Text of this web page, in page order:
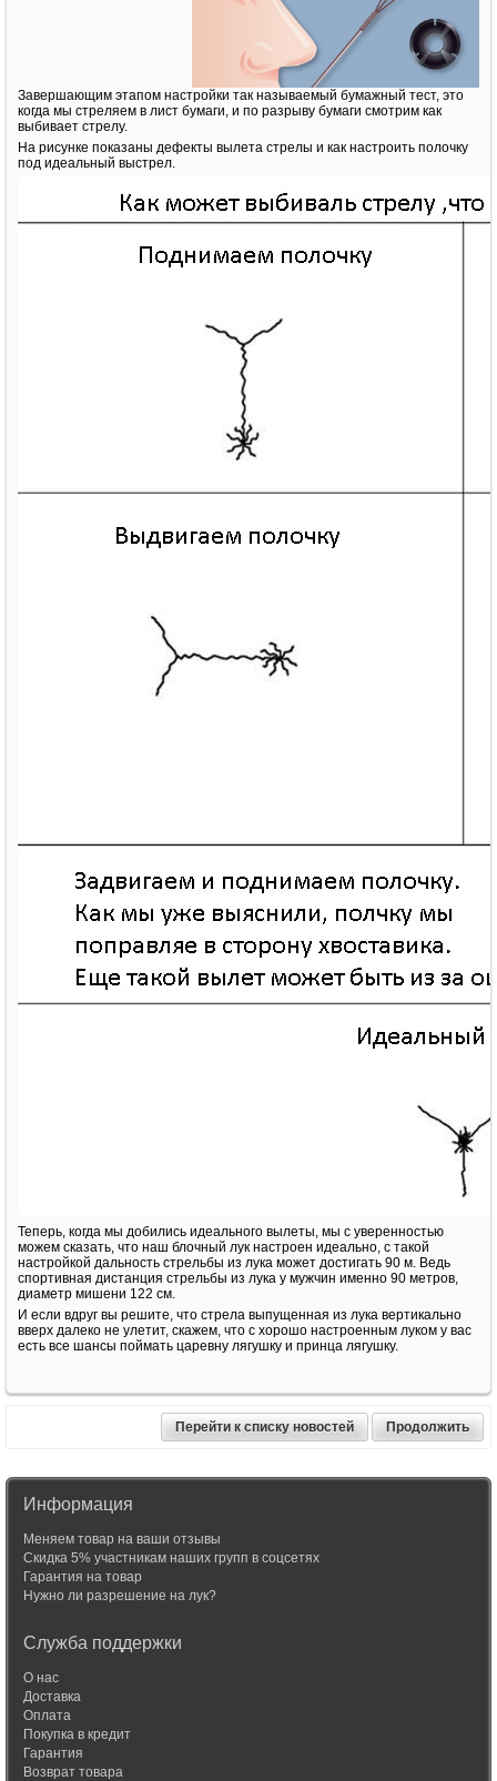
Завершающим этапом настройки так называемый бумажный тест, это
когда мы стреляем в лист бумаги, и по разрыву бумаги смотрим как
выбивает стрелу.
На рисунке показаны дефекты вылета стрелы и как настроить полочку
под идеальный выстрел.
Теперь, когда мы добились идеального вылеты, мы с уверенностью
можем сказать, что наш блочный лук настроен идеально, с такой
настройкой дальность стрельбы из лука может достигать 90 м. Ведь
спортивная дистанция стрельбы из лука у мужчин именно 90 метров,
диаметр мишени 122 см.
И если вдруг вы решите, что стрела выпущенная из лука вертикально
вверх далеко не улетит, скажем, что с хорошо настроенным луком у вас
есть все шансы поймать царевну лягушку и принца лягушку.
Перейти к списку новостей Продолжить
Информация
Меняем товар на ваши отзывы
Скидка 5% участникам наших групп в соцсетях
Гарантия на товар
Нужно ли разрешение на лук?
Служба поддержки
О нас
Доставка
Оплата
Покупка в кредит
Гарантия
Возврат товара